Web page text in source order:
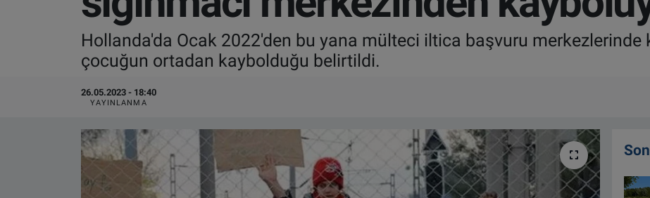
Hollanda'da Ocak 2022'den bu yana mülteci iltica başvuru merkezlerinde
çocuğun ortadan kaybolduğu belirtildi.
26.05.2023 - 18:40
YAYINLANMA
VIDEO GALERİ
ALGEMENE VOORWAARDEN
CONTACT
Çerez Politikası